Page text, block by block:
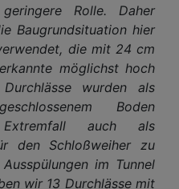
Rolle. Daher
Baugrundsituation hier
die mit 24 cm
möglichst hoch
wurden als
Boden
auch als
den Schloßweiher zu
im Tunnel
wir 13 Durchlässe mit